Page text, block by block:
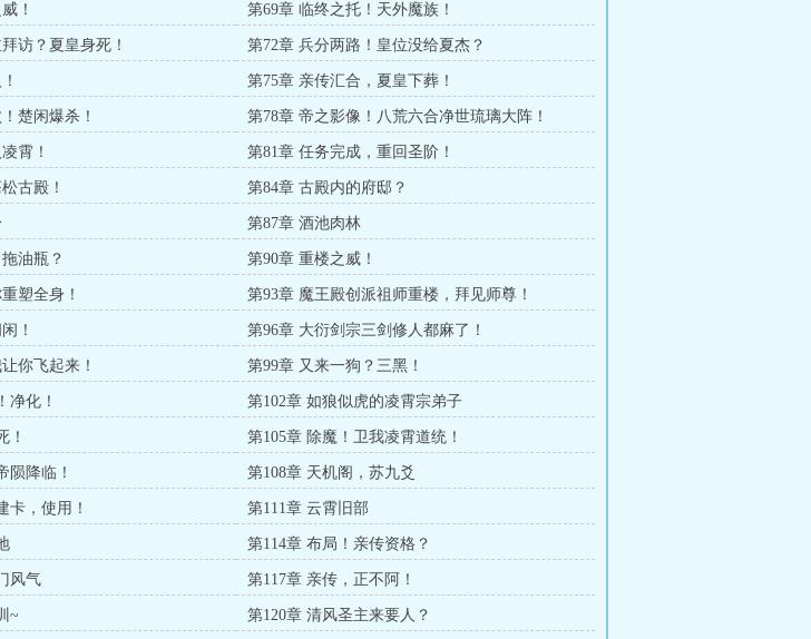
！ 第69章 临终之托！天外魔族！
访？夏皇身死！ 第72章 兵分两路！皇位没给夏杰？
第75章 亲传汇合，夏皇下葬！
楚闲爆杀！ 第78章 帝之影像！八荒六合净世琉璃大阵！
霄！ 第81章 任务完成，重回圣阶！
古殿！ 第84章 古殿内的府邸？
第87章 酒池肉林
油瓶？ 第90章 重楼之威！
塑全身！ 第93章 魔王殿创派祖师重楼，拜见师尊！
！ 第96章 大衍剑宗三剑修人都麻了！
你飞起来！ 第99章 又来一狗？三黑！
净化！ 第102章 如狼似虎的凌霄宗弟子
！ 第105章 除魔！卫我凌霄道统！
陨降临！ 第108章 天机阁，苏九爻
卡，使用！ 第111章 云霄旧部
第114章 布局！亲传资格？
风气 第117章 亲传，正不阿！
~ 第120章 清风圣主来要人？